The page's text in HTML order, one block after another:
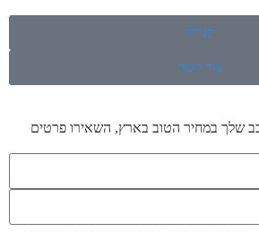
קנייה
צור קשר
שלך במחיר הטוב בארץ, השאירו פרטים